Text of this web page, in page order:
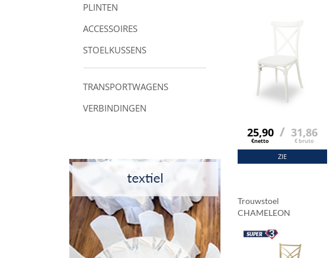
PLINTEN
ACCESSOIRES
STOELKUSSENS
TRANSPORTWAGENS
VERBINDINGEN
25,90
€netto
/ 31,86
€ bruto
ZIE
Trouwstoel
CHAMELEON